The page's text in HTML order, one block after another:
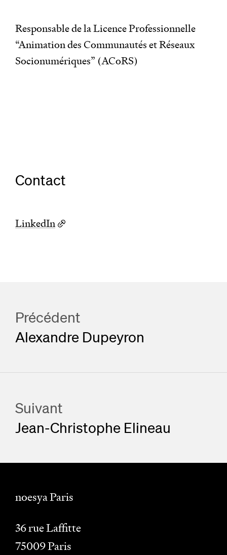
Responsable de la Licence Professionnelle
“Animation des Communautés et Réseaux
Socionumériques” (ACoRS)
Contact
LinkedIn
Précédent
Alexandre Dupeyron
Suivant
Jean-Christophe Elineau
noesya Paris
36 rue Laffitte
75009Paris